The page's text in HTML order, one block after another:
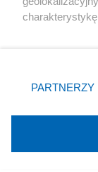
zmienić/
znajdujący się
rodzaje
użytkownika,
PARTNERZY